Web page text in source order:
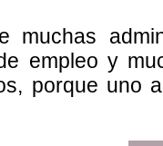
muchas
empleo y
porque uno